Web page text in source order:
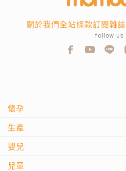
懷孕
生產
嬰兒
兒童
關於我們全站條款訂閱雜誌
follow us